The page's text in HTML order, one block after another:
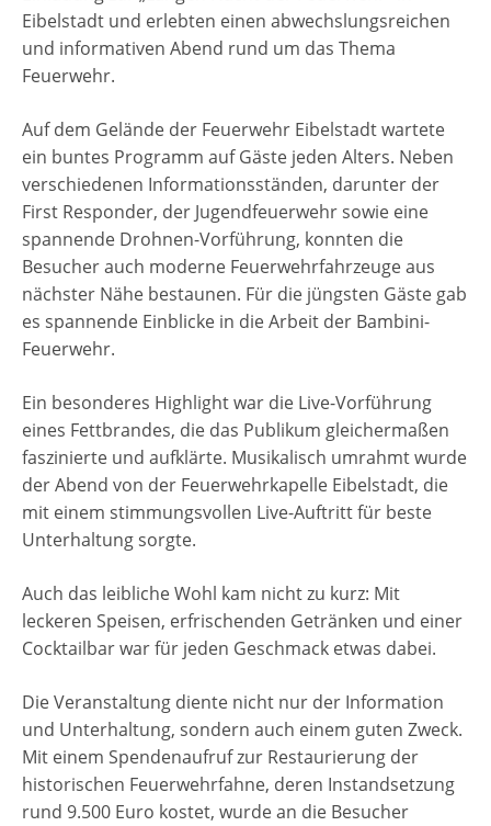
Eibelstadt und erlebten einen abwechslungsreichen
und informativen Abend rund um das Thema
Feuerwehr.
Auf dem Gelände der Feuerwehr Eibelstadt wartete
ein buntes Programm auf Gäste jeden Alters. Neben
verschiedenen Informationsständen, darunter der
First Responder, der Jugendfeuerwehr sowie eine
spannende Drohnen-Vorführung, konnten die
Besucher auch moderne Feuerwehrfahrzeuge aus
nächster Nähe bestaunen. Für die jüngsten Gäste gab
es spannende Einblicke in die Arbeit der Bambini-
Feuerwehr.
Ein besonderes Highlight war die Live-Vorführung
eines Fettbrandes, die das Publikum gleichermaßen
faszinierte und aufklärte. Musikalisch umrahmt wurde
der Abend von der Feuerwehrkapelle Eibelstadt, die
mit einem stimmungsvollen Live-Auftritt für beste
Unterhaltung sorgte.
Auch das leibliche Wohl kam nicht zu kurz: Mit
leckeren Speisen, erfrischenden Getränken und einer
Cocktailbar war für jeden Geschmack etwas dabei.
Die Veranstaltung diente nicht nur der Information
und Unterhaltung, sondern auch einem guten Zweck.
Mit einem Spendenaufruf zur Restaurierung der
historischen Feuerwehrfahne, deren Instandsetzung
rund 9.500 Euro kostet, wurde an die Besucher